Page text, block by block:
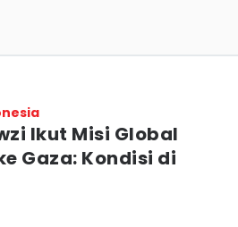
Ikut Misi Global
Gaza: Kondisi di